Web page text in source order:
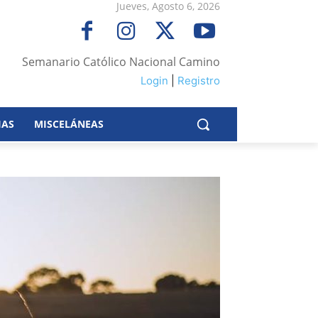
Jueves, Agosto 6, 2026
Semanario Católico Nacional Camino
Login Registro
MISCELÁNEAS